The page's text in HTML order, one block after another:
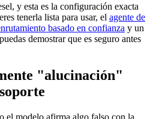
y esta es la configuración exacta
tenerla lista para usar, el agente de
basado en confianza y un
demostrar que es seguro antes
"alucinación"
el modelo afirma algo falso con la